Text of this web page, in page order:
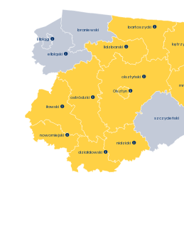
bartoszycki
braniewski
działdowski
elbląski 
iławski 
lidzbarski
nidzicki 
nowomiejski
olsztyński
ostródzki 
szczycieński
Elbląg
Olsztyn